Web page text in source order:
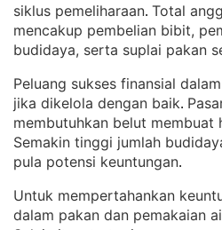
siklus pemeliharaan. Total
mencakup pembelian bibit,
budidaya, serta suplai pakan
Peluang sukses finansial
jika dikelola dengan baik.
membutuhkan belut membuat
Semakin tinggi jumlah
pula potensi keuntungan.
Untuk mempertahankan
dalam pakan dan pemakaian